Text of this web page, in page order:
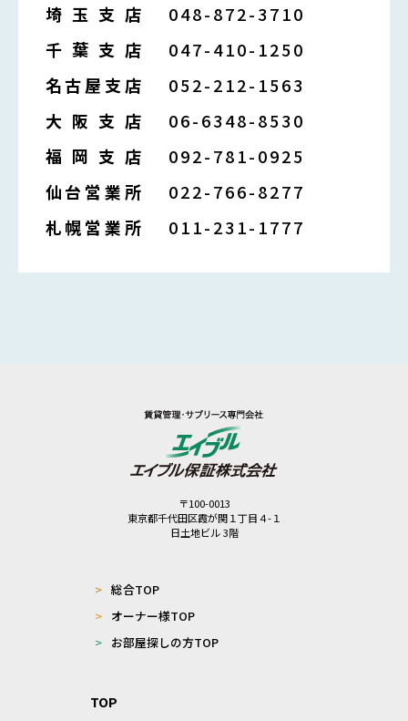
埼玉支店
048-872-3710
千葉支店
047-410-1250
名古屋支店
052-212-1563
大阪支店
06-6348-8530
福岡支店
092-781-0925
仙台営業所
022-766-8277
札幌営業所
011-231-1777
〒100-0013
東京都千代田区霞が関１丁目４-１
日土地ビル 3階
> 総合TOP
>
オーナー様TOP
>
お部屋探しの方TOP
TOP